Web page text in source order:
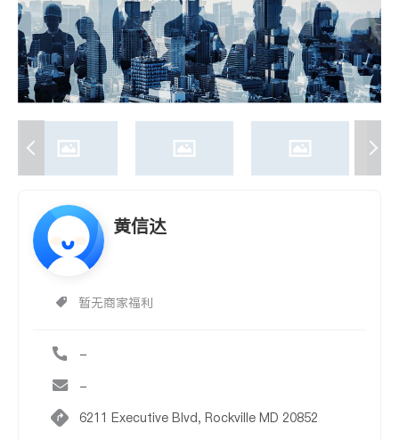
养老 非盈利组织
黄信达
暂无商家福利
-
-
6211 Executive Blvd, Rockville MD 20852